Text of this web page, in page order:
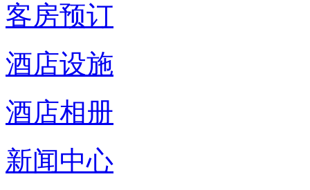
客房预订
酒店设施
酒店相册
新闻中心